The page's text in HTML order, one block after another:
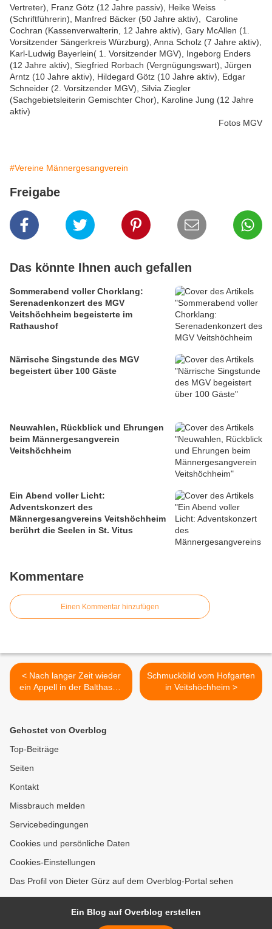
Vertreter), Franz Götz (12 Jahre passiv), Heike Weiss
(Schriftführerin), Manfred Bäcker (50 Jahre aktiv), Caroline
Cochran (Kassenverwalterin, 12 Jahre aktiv), Gary McAllen (1.
Vorsitzender Sängerkreis Würzburg), Anna Scholz (7 Jahre aktiv),
Karl-Ludwig Bayerlein( 1. Vorsitzender MGV), Ingeborg Enders
(12 Jahre aktiv), Siegfried Rorbach (Vergnügungswart), Jürgen
Arntz (10 Jahre aktiv), Hildegard Götz (10 Jahre aktiv), Edgar
Schneider (2. Vorsitzender MGV), Silvia Ziegler
(Sachgebietsleiterin Gemischter Chor), Karoline Jung (12 Jahre
aktiv)
Fotos MGV
#Vereine Männergesangverein
Freigabe
Das könnte Ihnen auch gefallen
Sommerabend voller Chorklang:
Serenadenkonzert des MGV
Veitshöchheim begeisterte im
Rathaushof
Närrische Singstunde des MGV
begeistert über 100 Gäste
Neuwahlen, Rückblick und Ehrungen
beim Männergesangverein
Veitshöchheim
Ein Abend voller Licht:
Adventskonzert des
Männergesangvereins Veitshöchheim
berührt die Seelen in St. Vitus
Kommentare
Einen Kommentar hinzufügen
< Nach langer Zeit wieder
ein Appell in der Balthasar-
Neumann-Kaserne:
von 300 Soldaten
Schmuckbild vom Hofgarten
in Veitshöchheim >
Gehostet von Overblog
Top-Beiträge
Seiten
Kontakt
Missbrauch melden
Servicebedingungen
Cookies und persönliche Daten
Cookies-Einstellungen
Das Profil von Dieter Gürz auf dem Overblog-Portal sehen
Ein Blog auf Overblog erstellen